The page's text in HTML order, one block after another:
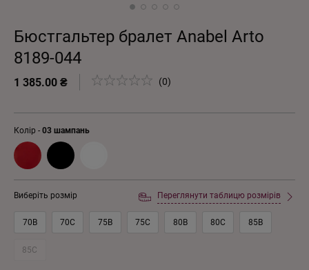
Бюстгальтер бралет Anabel Arto
8189-044
1 385.00 ₴ (0)
Колір - 03 шампань
Виберіть розмір Переглянути таблицю розмірів
70B 70C 75B 75C 80B 80C 85B
85C